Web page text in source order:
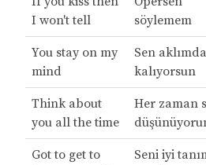
I won't tell
söylemem
You stay on my
mind
Sen aklımda
kalıyorsun
Think about
you all the time
Her zaman
Got to get to
Seni iyi